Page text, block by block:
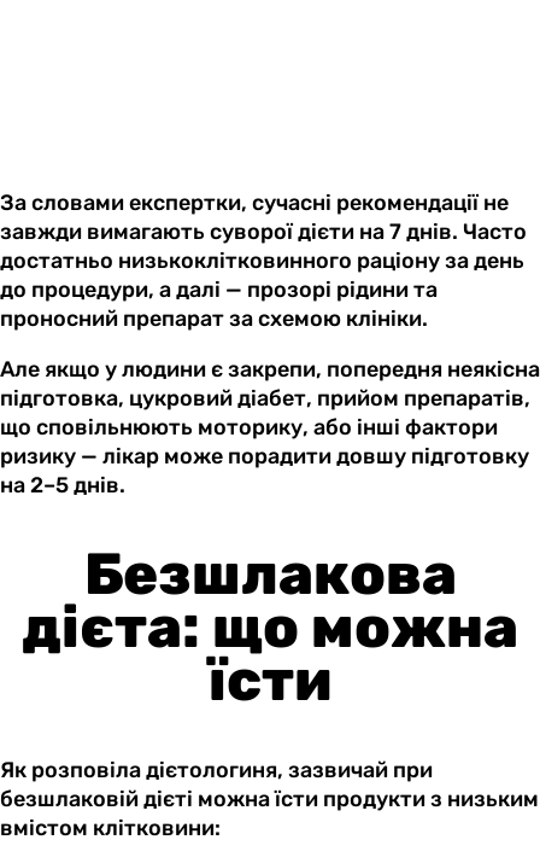
За словами експертки, сучасні рекомендації не
завжди вимагають суворої дієти на 7 днів. Часто
достатньо низькоклітковинного раціону за день
до процедури, а далі — прозорі рідини та
проносний препарат за схемою клініки.
Але якщо у людини є закрепи, попередня неякісна
підготовка, цукровий діабет, прийом препаратів,
що сповільнюють моторику, або інші фактори
ризику — лікар може порадити довшу підготовку
на 2–5 днів.
Безшлакова
дієта: що можна
їсти
Як розповіла дієтологиня, зазвичай при
безшлаковій дієті можна їсти продукти з низьким
вмістом клітковини: